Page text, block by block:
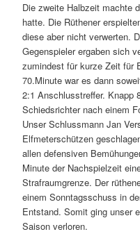
Die zweite Halbzeit machte
hatte. Die Rüthener
diese aber nicht verwerten.
Gegenspieler ergaben sich
zumindest für kurze Zeit für
70.Minute war es dann
2:1 Anschlusstreffer. Knapp
Schiedsrichter nach einem
Unser Schlussmann Jan
Elfmeterschützen
allen defensiven
Minute der Nachspielzeit
Strafraumgrenze. Der
einem Sonntagsschuss in
Entstand. Somit ging unser
Saison verloren.